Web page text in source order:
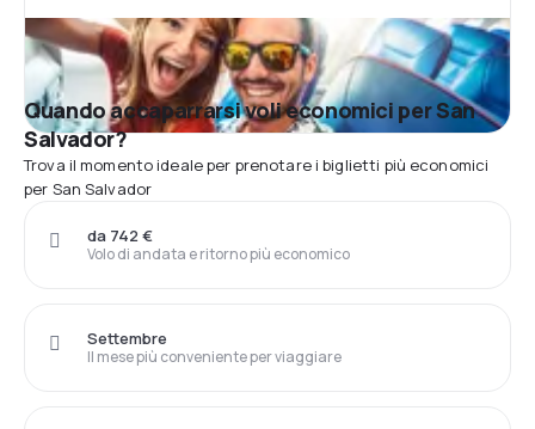
Quando accaparrarsi voli economici per San
Salvador?
Trova il momento ideale per prenotare i biglietti più economici
per San Salvador
Volo di andata e ritorno più economico
da 742 €
Il mese più conveniente per viaggiare
Settembre